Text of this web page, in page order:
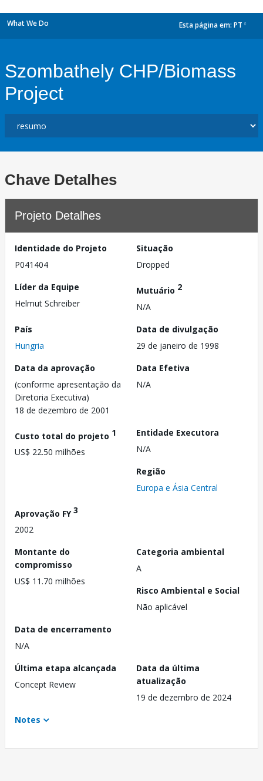
What We Do Esta página em: PT
Szombathely CHP/Biomass
Project
Chave Detalhes
Projeto Detalhes
Identidade do Projeto
P041404
Situação
Dropped
Líder da Equipe
Helmut Schreiber
Mutuário 2
N/A
País
Hungria
Data de divulgação
29 de janeiro de 1998
Data da aprovação
(conforme apresentação da
Diretoria Executiva)
18 de dezembro de 2001
Data Efetiva
N/A
Custo total do projeto 1
US$ 22.50 milhões
Entidade Executora
N/A
Região
Europa e Ásia Central
Aprovação FY3
2002
Montante do
compromisso
US$ 11.70 milhões
Categoria ambiental
A
Risco Ambiental e Social
Não aplicável
Data de encerramento
N/A
Última etapa alcançada
Concept Review
Data da última
atualização
19 de dezembro de 2024
Notes